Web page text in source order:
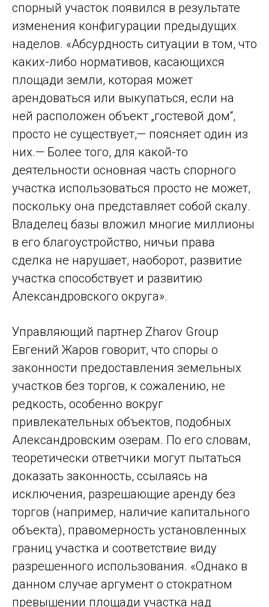
спорный участок появился в результате
изменения конфигурации предыдущих
наделов. «Абсурдность ситуации в том, что
каких-либо нормативов, касающихся
площади земли, которая может
арендоваться или выкупаться, если на
ней расположен объект „гостевой дом“,
просто не существует,— поясняет один из
них.— Более того, для какой-то
деятельности основная часть спорного
участка использоваться просто не может,
поскольку она представляет собой скалу.
Владелец базы вложил многие миллионы
в его благоустройство, ничьи права
сделка не нарушает, наоборот, развитие
участка способствует и развитию
Александровского округа».
Управляющий партнер Zharov Group
Евгений Жаров говорит, что споры о
законности предоставления земельных
участков без торгов, к сожалению, не
редкость, особенно вокруг
привлекательных объектов, подобных
Александровским озерам. По его словам,
теоретически ответчики могут пытаться
доказать законность, ссылаясь на
исключения, разрешающие аренду без
торгов (например, наличие капитального
объекта), правомерность установленных
границ участка и соответствие виду
разрешенного использования. «Однако в
данном случае аргумент о стократном
превышении площади участка над